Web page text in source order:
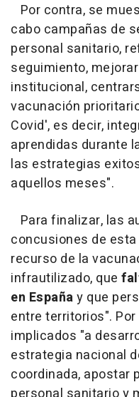
Por contra, se
cabo campañas de
personal sanitario,
seguimiento,
institucional,
vacunación
Covid', es decir,
aprendidas durante
las estrategias
aquellos meses".
Para finalizar, las
concusiones de
recurso de la
infrautilizado, que
en Españay que
entre territorios".
implicados "a
estrategia nacional
coordinada, apostar